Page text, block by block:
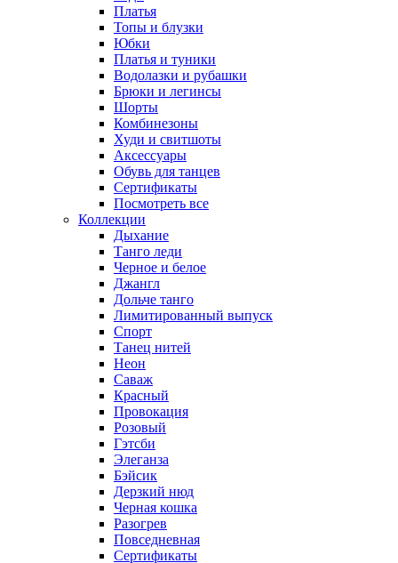
Платья
Топы и блузки
Юбки
Платья и туники
Водолазки и рубашки
Брюки и легинсы
Шорты
Комбинезоны
Худи и свитшоты
Аксессуары
Обувь для танцев
Сертификаты
Посмотреть все
Коллекции
Дыхание
Танго леди
Черное и белое
Джангл
Дольче танго
Лимитированный выпуск
Спорт
Танец нитей
Неон
Саваж
Красный
Провокация
Розовый
Гэтсби
Элеганза
Бэйсик
Дерзкий нюд
Черная кошка
Разогрев
Повседневная
Сертификаты